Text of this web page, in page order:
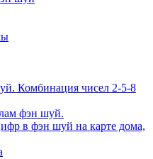
Комбинация чисел 2-5-8
фэн шуй.
в фэн шуй на карте дома,